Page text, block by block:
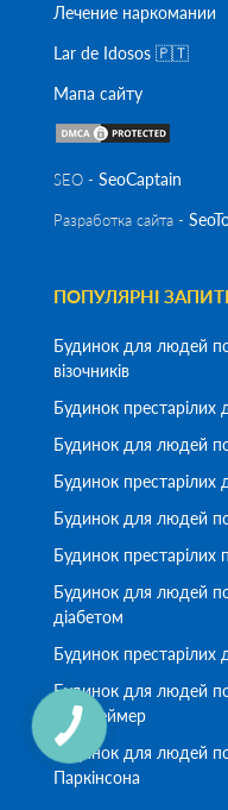
Лечение наркомании
Lar de Idosos 🇵🇹
Мапа сайту
SEO - SeoСaptain
Разработка сайта -
ПОПУЛЯРНІ
Будинок для людей
візочників
Будинок престарілих
Будинок для людей
Будинок престарілих
Будинок для людей
Будинок престарілих
Будинок для людей
діабетом
Будинок престарілих
Будинок для людей
Альцгеймер
Будинок для людей
Паркінсона